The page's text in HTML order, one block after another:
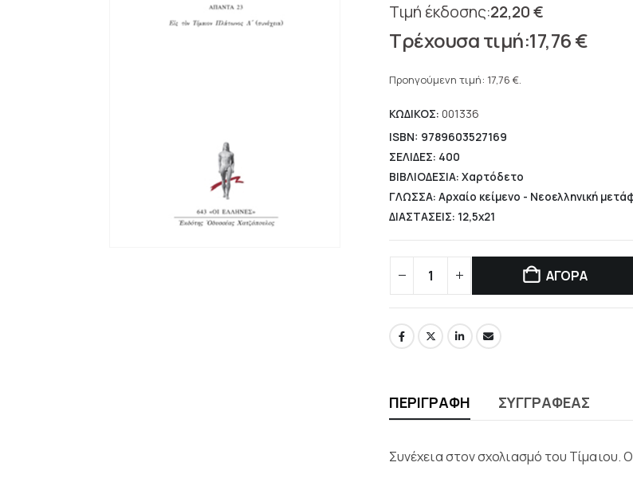
22,20€
Original
price
was:
22,20 €.
17,76€
τρέχουσα
είναι:
17,76 €.
Προηγούμενη τιμή: 17,76 €.
ΚΩΔΙΚΟΣ: 001336
ISBN: 9789603527169
ΣΕΛΙΔΕΣ: 400
ΒΙΒΛΙΟΔΕΣΙΑ: Χαρτόδετο
ΓΛΩΣΣΑ: Αρχαίο κείμενο - Νεοελληνική
ΔΙΑΣΤΑΣΕΙΣ: 12,5x21
ΑΓΟΡΑ
ΠΕΡΙΓΡΑΦΉ ΣΥΓΓΡΑΦΈΑΣ
Συνέχεια στον σχολιασμό του Τίμαιου.